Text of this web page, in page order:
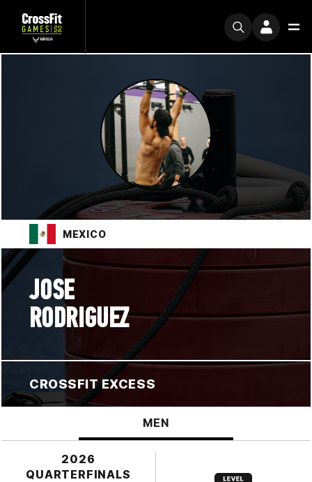
MEXICO
JOSE
RODRIGUEZ
CROSSFIT EXCESS
MEN
2026
QUARTERFINALS